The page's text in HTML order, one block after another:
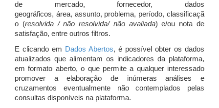
de mercado, fornecedor, dados
geográficos, área, assunto, problema, período, classificaçã
o (resolvida / não resolvida/ não avaliada) e/ou nota de
satisfação, entre outros filtros.
E clicando em Dados Abertos, é possível obter os dados
atualizados que alimentam os indicadores da plataforma,
em formato aberto, o que permite a qualquer interessado
promover a elaboração de inúmeras análises e
cruzamentos eventualmente não contemplados pelas
consultas disponíveis na plataforma.